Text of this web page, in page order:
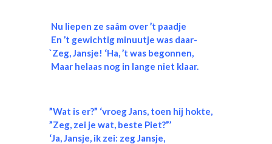
Nu liepen ze saâm over ’t paadje
En ’t gewichtig minuutje was daar-
`Zeg, Jansje! ‘Ha, ’t was begonnen,
Maar helaas nog in lange niet klaar.
”Wat is er?” ‘vroeg Jans, toen hij hokte,
”Zeg, zei je wat, beste Piet?”’
‘Ja, Jansje, ik zei: zeg Jansje,